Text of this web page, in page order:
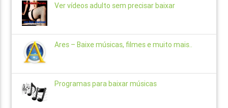
Ver vídeos adulto sem precisar baixar
Ares – Baixe músicas, filmes e muito mais..
Programas para baixar músicas